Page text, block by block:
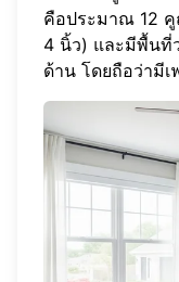
คือประมาณ 12 คู
4 นิ้ว) และมีพื้นที่
ด้าน โดยถือว่ามี